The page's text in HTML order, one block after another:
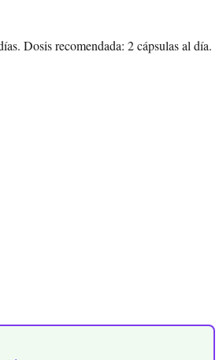
Dosis recomendada: 2 cápsulas al día.